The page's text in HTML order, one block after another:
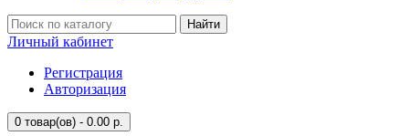
Найти
Личный кабинет
Регистрация
Авторизация
0 товар(ов) - 0.00 р.